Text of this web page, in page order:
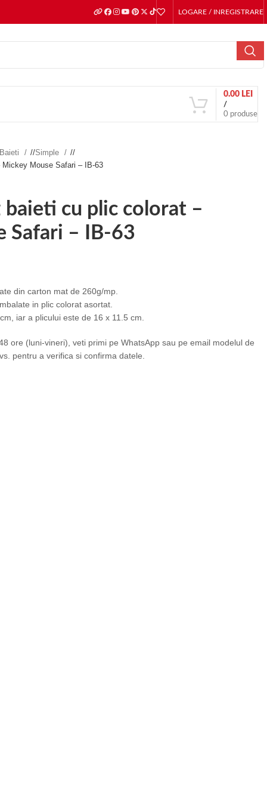
LOGARE / INREGISTRARE
0 produse
/
0.00 LEI
Baieti / Simple
/
Mouse Safari – IB-63
cu plic colorat –
Safari – IB-63
din carton mat de 260g/mp.
in plic colorat asortat.
iar a plicului este de 16 x 11.5 cm.
ore (luni-vineri), veti primi pe WhatsApp sau pe email modelul de
pentru a verifica si confirma datele.